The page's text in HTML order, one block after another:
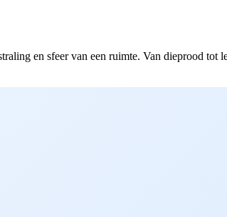
en sfeer van een ruimte. Van dieprood